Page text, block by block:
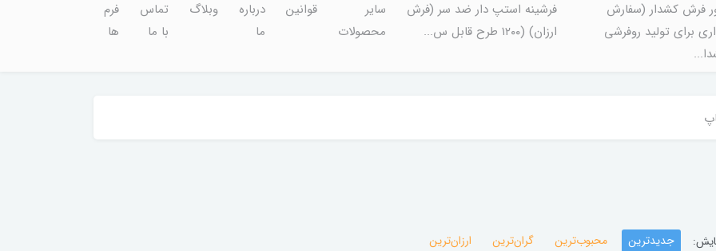
فرش کشدار (سفارش
برای تولید روفرشی
فرشینه استپ دار ضد سر (فرش
ارزان) (۱۲۰۰ طرح قابل س...
سایر
محصولات
قوانین
درباره
ما
وبلاگ
تماس
با ما
فرم
ها
جدیدترین محبوب‌ترین گران‌ترین ارزان‌ترین